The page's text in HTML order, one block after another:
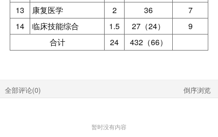
13
康复医学 2 36
7
14
临床技能综合 1.5 27（24）
9
合计
24 432（66）
全部评论(0) 倒序浏览
暂时没有内容